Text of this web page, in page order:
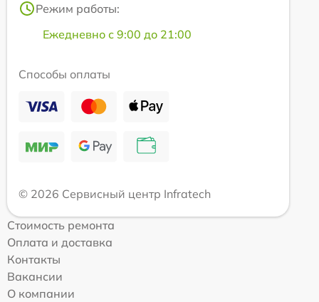
Режим работы:
Ежедневно с 9:00 до 21:00
Способы оплаты
© 2026 Сервисный центр Infratech
Стоимость ремонта
Оплата и доставка
Контакты
Вакансии
О компании